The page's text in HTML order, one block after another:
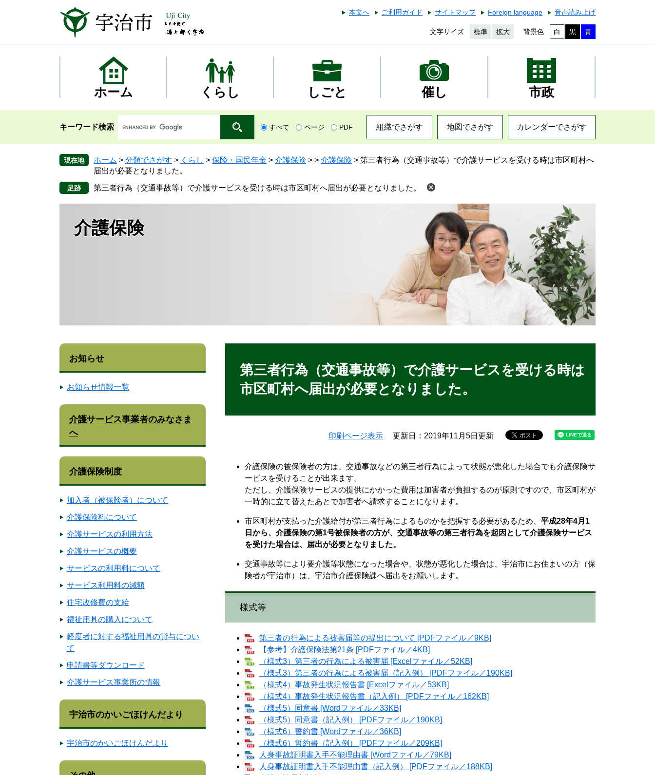
本
本文へ ご利用ガイド サイトマップ Foreign language 音声読み上げ
文字サイズ 標準 拡大 背景色 白 黒 青
ホーム くらし しごと 催し 市政
キーワード検索 すべて ページ PDF 組織でさがす 地図でさがす カレンダーでさがす
現在地 ホーム > 分類でさがす > くらし > 保険・国民年金 > 介護保険 > > 介護保険 > 第三者行為（交通事故等）で介護サービスを受ける時は市区町村へ
届出が必要となりました。
第三者行為（交通事故等）で介護サービスを受ける時は市区町村へ届出が必要となりました。
介護保険
第三者行為（交通事故等）で介護サービスを受ける時は
市区町村へ届出が必要となりました。
印刷ページ表示 更新日：2019年11月5日更新
介護保険の被保険者の方は、交通事故などの第三者行為によって状態が悪化した場合でも介護保険サ
ービスを受けることが出来ます。
ただし、介護保険サービスの提供にかかった費用は加害者が負担するのが原則ですので、市区町村が
一時的に立て替えたあとで加害者へ請求することになります。
市区町村が支払った介護給付が第三者行為によるものかを把握する必要があるため、 平成28年4月1
日から、介護保険の第1号被保険者の方が、交通事故等の第三者行為を起因として介護保険サービス
を受けた場合は、届出が必要となりました。
交通事故等により要介護等状態になった場合や、状態が悪化した場合は、宇治市にお住まいの方（保
険者が宇治市）は、宇治市介護保険課へ届出をお願いします。
様式等
第三者の行為による被害届等の提出について [PDFファイル／9KB]
【参考】介護保険法第21条 [PDFファイル／4KB]
（様式3）第三者の行為による被害届 [Excelファイル／52KB]
（様式3）第三者の行為による被害届（記入例） [PDFファイル／190KB]
（様式4）事故発生状況報告書 [Excelファイル／53KB]
（様式4）事故発生状況報告書（記入例） [PDFファイル／162KB]
（様式5）同意書 [Wordファイル／33KB]
（様式5）同意書（記入例） [PDFファイル／190KB]
（様式6）誓約書 [Wordファイル／36KB]
（様式6）誓約書（記入例） [PDFファイル／209KB]
人身事故証明書入手不能理由書 [Wordファイル／79KB]
人身事故証明書入手不能理由書（記入例） [PDFファイル／188KB]
お知らせ
お知らせ情報一覧
介護サービス事業者のみなさま
へ
介護保険制度
加入者（被保険者）について
介護保険料について
介護サービスの利用方法
介護サービスの概要
サービスの利用料について
サービス利用料の減額
住宅改修費の支給
福祉用具の購入について
軽度者に対する福祉用具の貸与につい
て
申請書等ダウンロード
介護サービス事業所の情報
宇治市のかいごほけんだより
宇治市のかいごほけんだより